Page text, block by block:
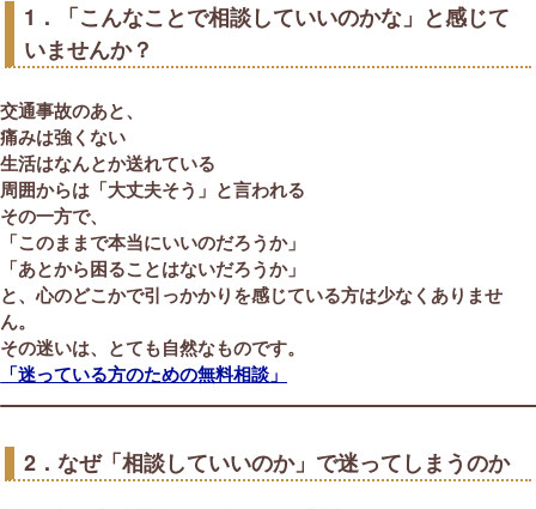
1．「こんなことで相談していいのかな」と感じて
いませんか？
交通事故のあと、
痛みは強くない
生活はなんとか送れている
周囲からは「大丈夫そう」と言われる
その一方で、
「このままで本当にいいのだろうか」
「あとから困ることはないだろうか」
と、心のどこかで引っかかりを感じている方は少なくありませ
ん。
その迷いは、 とても自然なものです。
「迷っている方のための無料相談」
2．なぜ「相談していいのか」で迷ってしまうのか